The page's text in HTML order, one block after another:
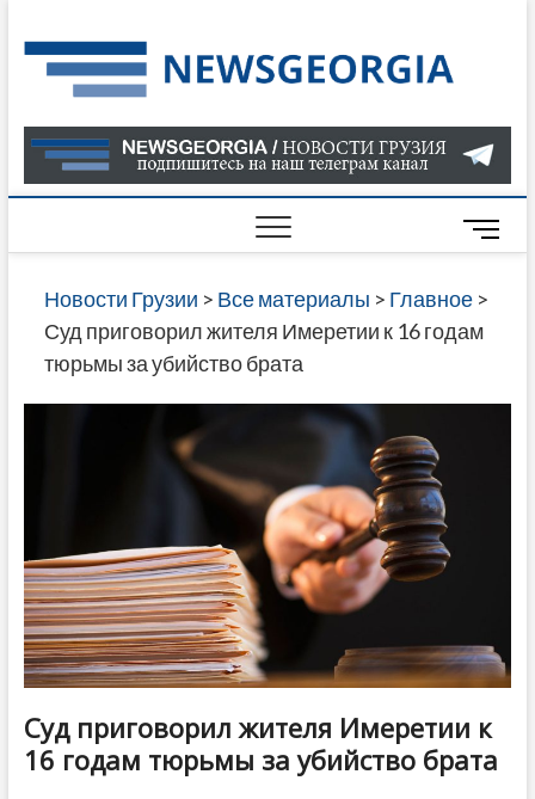
to
content
О
В
ГРУЗИИ
САЙТЕ
M
e
n
u
Новости Грузии > Все материалы > Главное>
Суд приговорил жителя Имеретии к 16 годам
тюрьмы за убийство брата
Суд приговорил жителя Имеретии к
16 годам тюрьмы за убийство брата